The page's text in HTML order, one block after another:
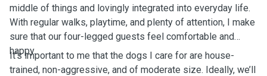
middle of things and lovingly integrated into everyday life.
With regular walks, playtime, and plenty of attention, I make
sure that our four-legged guests feel comfortable and
happy.
It’s important to me that the dogs I care for are house-
trained, non-aggressive, and of moderate size. Ideally, we’ll